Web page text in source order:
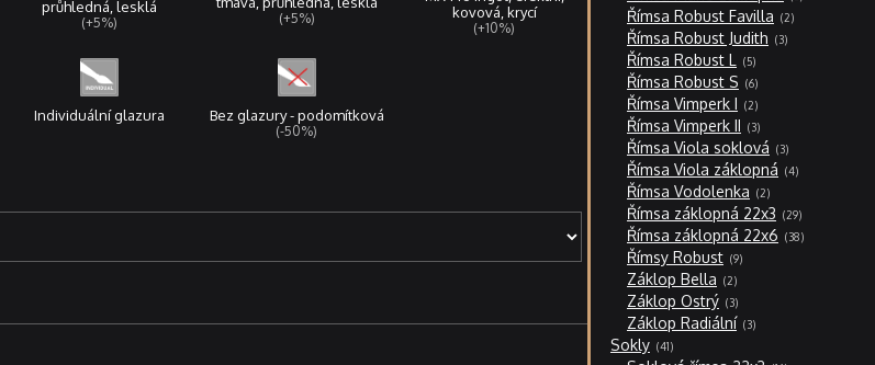
průhledná, lesklá
(+5%) (+5%)
kovová, krycí
(+10%)
Individuální glazura Bez glazury - podomítková
(-50%)
Římsa Robust Favilla 2produkty
Římsa Robust Judith 3produkty
Římsa Robust L 5produktů
Římsa Robust S 6produktů
Římsa Vimperk I 2produkty
Římsa Vimperk II 3produkty
Římsa Viola soklová 3produkty
Římsa Viola záklopná 4produkty
Římsa Vodolenka 2produkty
Římsa záklopná 22x3 29produktů
Římsa záklopná 22x6 38produktů
Římsy Robust 9produktů
Záklop Bella 2produkty
Záklop Ostrý 3produkty
Záklop Radiální 3produkty
Sokly 41produktů